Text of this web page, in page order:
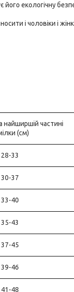
екологічну
і чоловіки і
частині
(см)
28-33
30-37
33-40
35-43
37-45
39-46
41-48